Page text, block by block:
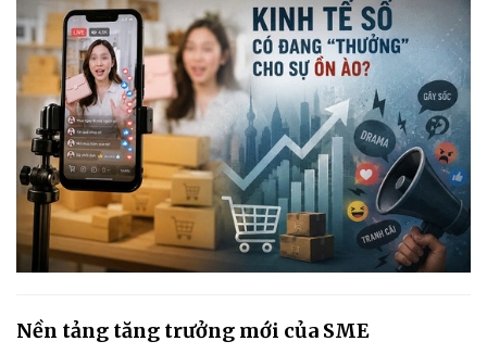
Nền tảng tăng trưởng mới của SME